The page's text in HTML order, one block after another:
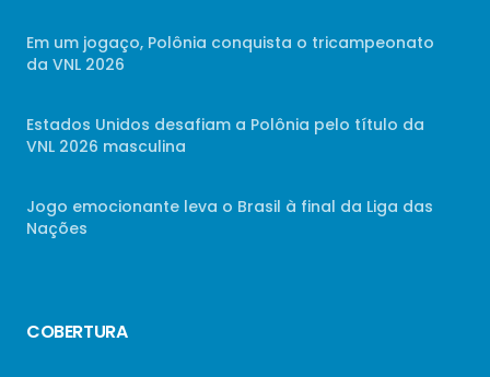
Em um jogaço, Polônia conquista o tricampeonato
da VNL 2026
Estados Unidos desafiam a Polônia pelo título da
VNL 2026 masculina
Jogo emocionante leva o Brasil à final da Liga das
Nações
COBERTURA